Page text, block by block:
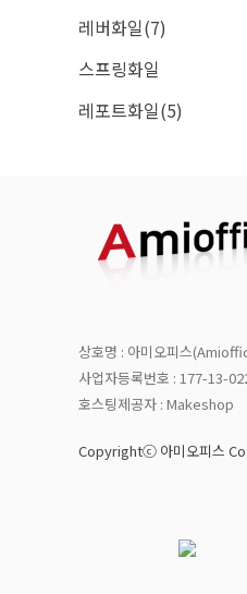
레버화일(7)
스프링화일
레포트화일(5)
상호명 : 아미오피스
사업자등록번호 : 177-13-
호스팅제공자 : Makeshop
Copyrightⓒ 아미오피스